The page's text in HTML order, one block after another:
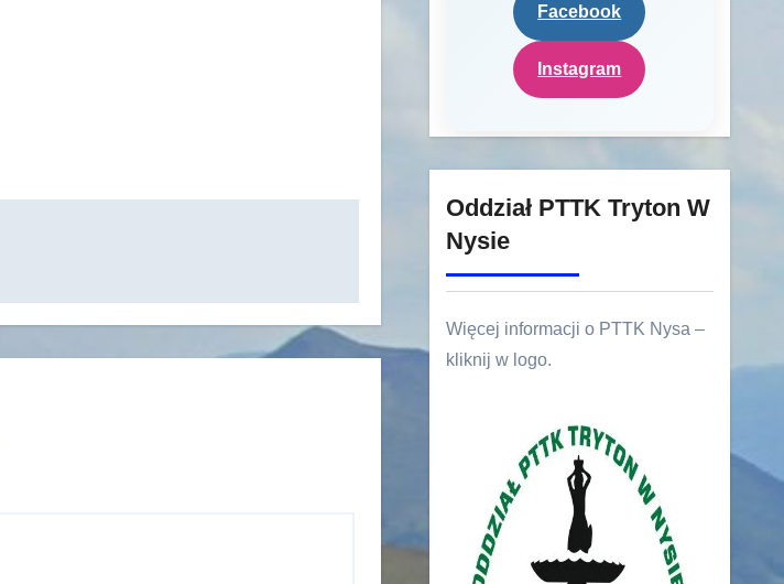
Facebook
Instagram
Oddział PTTK Tryton W
Nysie
Więcej informacji o PTTK Nysa –
kliknij w logo.